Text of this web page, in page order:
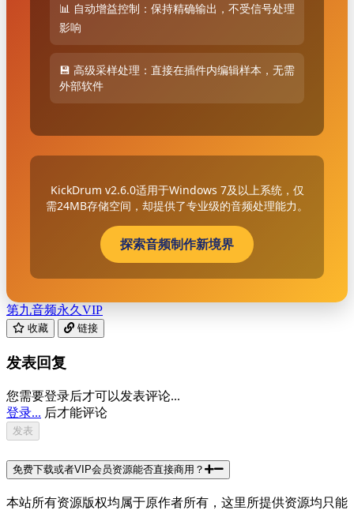
📊 自动增益控制：保持精确输出，不受信号处理
影响
💾 高级采样处理：直接在插件内编辑样本，无需
外部软件
KickDrum v2.6.0适用于Windows 7及以上系统，仅
需24MB存储空间，却提供了专业级的音频处理能力。
探索音频制作新境界
第九音频永久VIP
收藏 链接
发表回复
您需要登录后才可以发表评论...
登录... 后才能评论
免费下载或者VIP会员资源能否直接商用？
本站所有资源版权均属于原作者所有，这里所提供资源均只能